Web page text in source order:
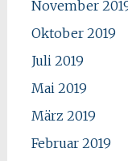
November
Oktober 2019
Juli 2019
Mai 2019
März 2019
Februar 2019